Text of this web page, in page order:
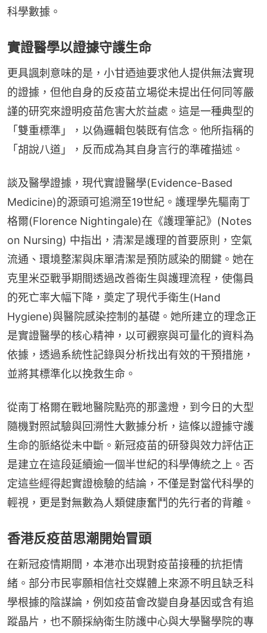
科學數據。
實證醫學以證據守護生命
更具諷刺意味的是，小甘迺迪要求他人提供無法實現
的證據，但他自身的反疫苗立場從未提出任何同等嚴
謹的研究來證明疫苗危害大於益處。這是一種典型的
「雙重標準」，以偽邏輯包裝既有信念。他所指稱的
「胡說八道」，反而成為其自身言行的準確描述。
談及醫學證據，現代實證醫學(Evidence-Based
Medicine)的源頭可追溯至19世紀。護理學先驅南丁
格爾(Florence Nightingale)在《護理筆記》(Notes
on Nursing) 中指出，清潔是護理的首要原則，空氣
流通、環境整潔與床單清潔是預防感染的關鍵。她在
克里米亞戰爭期間透過改善衛生與護理流程，使傷員
的死亡率大幅下降，奠定了現代手衛生(Hand
Hygiene)與醫院感染控制的基礎。她所建立的理念正
是實證醫學的核心精神，以可觀察與可量化的資料為
依據，透過系統性記錄與分析找出有效的干預措施，
並將其標準化以挽救生命。
從南丁格爾在戰地醫院點亮的那盞燈，到今日的大型
隨機對照試驗與回溯性大數據分析，這條以證據守護
生命的脈絡從未中斷。新冠疫苗的研發與效力評估正
是建立在這段延續逾一個半世紀的科學傳統之上。否
定這些經得起實證檢驗的結論，不僅是對當代科學的
輕視，更是對無數為人類健康奮鬥的先行者的背離。
香港反疫苗思潮開始冒頭
在新冠疫情期間，本港亦出現對疫苗接種的抗拒情
緒。部分市民寧願相信社交媒體上來源不明且缺乏科
學根據的陰謀論，例如疫苗會改變自身基因或含有追
蹤晶片，也不願採納衛生防護中心與大學醫學院的專